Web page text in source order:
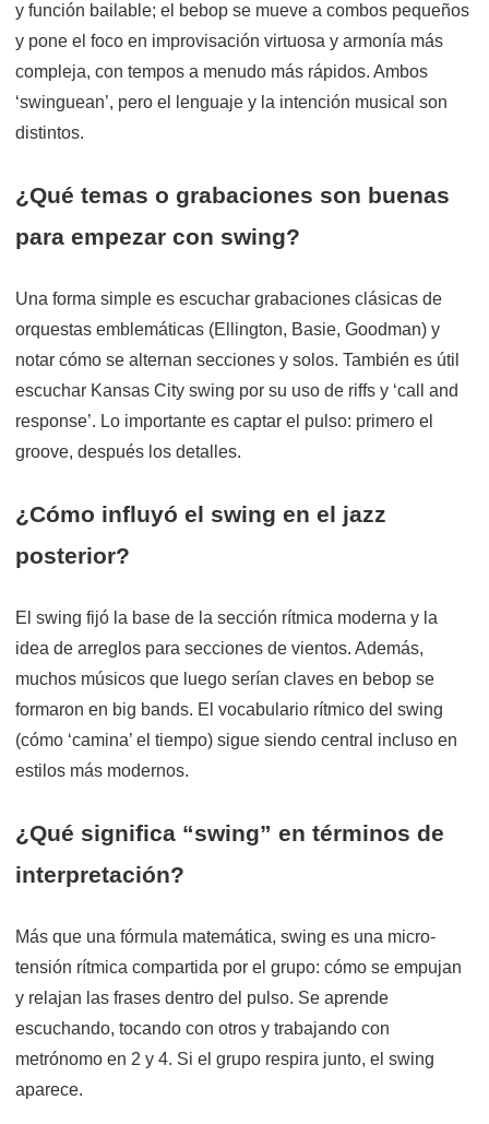
y función bailable; el bebop se mueve a combos pequeños
y pone el foco en improvisación virtuosa y armonía más
compleja, con tempos a menudo más rápidos. Ambos
‘swinguean’, pero el lenguaje y la intención musical son
distintos.
¿Qué temas o grabaciones son buenas
para empezar con swing?
Una forma simple es escuchar grabaciones clásicas de
orquestas emblemáticas (Ellington, Basie, Goodman) y
notar cómo se alternan secciones y solos. También es útil
escuchar Kansas City swing por su uso de riffs y ‘call and
response’. Lo importante es captar el pulso: primero el
groove, después los detalles.
¿Cómo influyó el swing en el jazz
posterior?
El swing fijó la base de la sección rítmica moderna y la
idea de arreglos para secciones de vientos. Además,
muchos músicos que luego serían claves en bebop se
formaron en big bands. El vocabulario rítmico del swing
(cómo ‘camina’ el tiempo) sigue siendo central incluso en
estilos más modernos.
¿Qué significa “swing” en términos de
interpretación?
Más que una fórmula matemática, swing es una micro-
tensión rítmica compartida por el grupo: cómo se empujan
y relajan las frases dentro del pulso. Se aprende
escuchando, tocando con otros y trabajando con
metrónomo en 2 y 4. Si el grupo respira junto, el swing
aparece.